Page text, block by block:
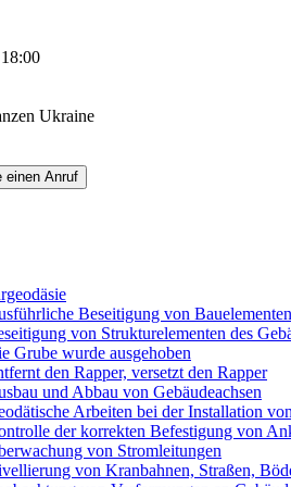
Ukraine
einen Anruf
Beseitigung von
von Strukturelementen des
Grube wurde ausgehoben
den Rapper, versetzt den Rapper
und Abbau von Gebäudeachsen
Arbeiten bei der Installation
der korrekten Befestigung von
von Stromleitungen
von Kranbahnen, Straßen,